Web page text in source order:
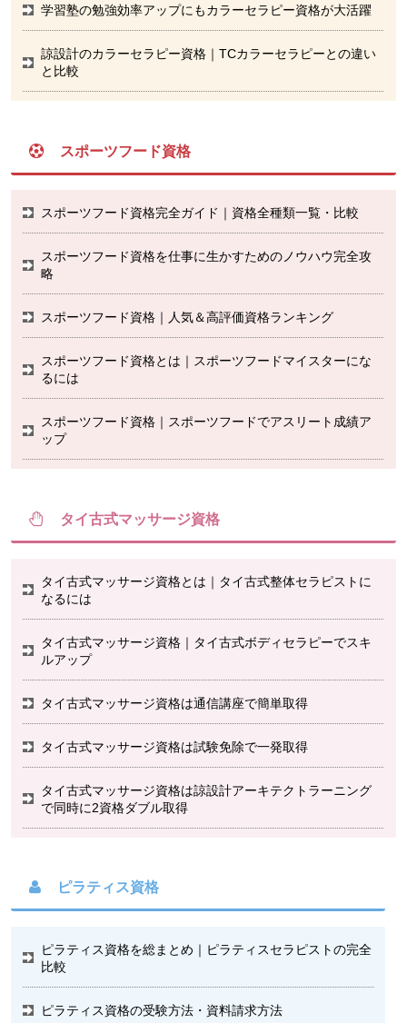
学習塾の勉強効率アップにもカラーセラピー資格が大活躍
諒設計のカラーセラピー資格｜TCカラーセラピーとの違い
と比較
スポーツフード資格
スポーツフード資格完全ガイド｜資格全種類一覧・比較
スポーツフード資格を仕事に生かすためのノウハウ完全攻
略
スポーツフード資格｜人気＆高評価資格ランキング
スポーツフード資格とは｜スポーツフードマイスターにな
るには
スポーツフード資格｜スポーツフードでアスリート成績ア
ップ
タイ古式マッサージ資格
タイ古式マッサージ資格とは｜タイ古式整体セラピストに
なるには
タイ古式マッサージ資格｜タイ古式ボディセラピーでスキ
ルアップ
タイ古式マッサージ資格は通信講座で簡単取得
タイ古式マッサージ資格は試験免除で一発取得
タイ古式マッサージ資格は諒設計アーキテクトラーニング
で同時に2資格ダブル取得
ピラティス資格
ピラティス資格を総まとめ｜ピラティスセラピストの完全
比較
ピラティス資格の受験方法・資料請求方法